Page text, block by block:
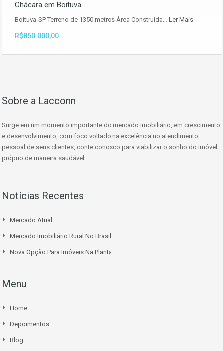
Chácara em Boituva
Boituva-SP Terreno de 1350 metros Área Construída… Ler Mais
R$850.000,00
Sobre a Lacconn
Surge em um momento importante do mercado imobiliário, em crescimento
e desenvolvimento, com foco voltado na excelência no atendimento
pessoal de seus clientes, conte conosco para viabilizar o sonho do imóvel
próprio de maneira saudável.
Notícias Recentes
Mercado Atual
Mercado Imobiliário Rural No Brasil
Nova Opção Para Imóveis Na Planta
Menu
Home
Depoimentos
Blog